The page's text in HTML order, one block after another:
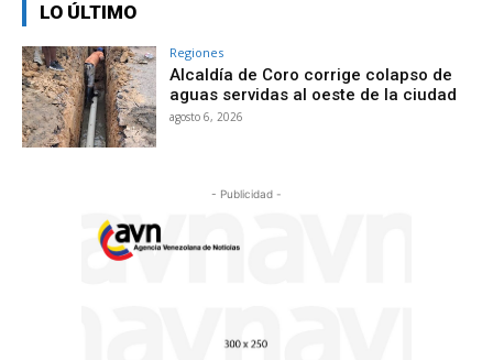
LO ÚLTIMO
Regiones
Alcaldía de Coro corrige colapso de
aguas servidas al oeste de la ciudad
agosto 6, 2026
- Publicidad -